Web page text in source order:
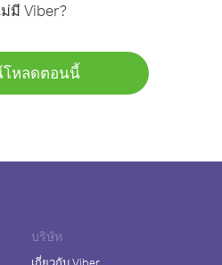
มี Viber?
โหลดตอนนี้
บริษัท